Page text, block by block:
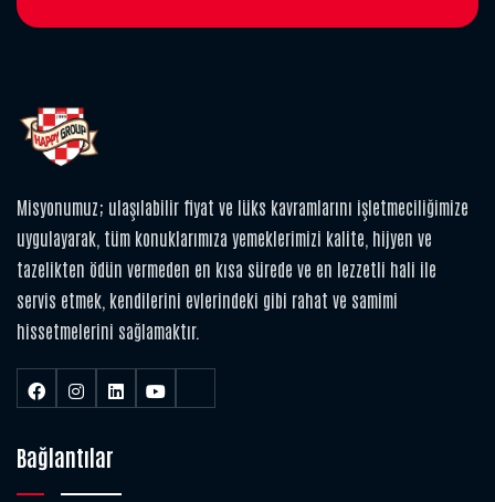
Misyonumuz; ulaşılabilir fiyat ve lüks kavramlarını işletmeciliğimize
uygulayarak, tüm konuklarımıza yemeklerimizi kalite, hijyen ve
tazelikten ödün vermeden en kısa sürede ve en lezzetli hali ile
servis etmek, kendilerini evlerindeki gibi rahat ve samimi
hissetmelerini sağlamaktır.
Bağlantılar